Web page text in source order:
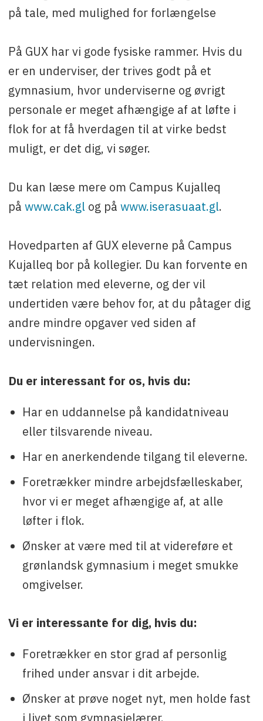
på tale, med mulighed for forlængelse
På GUX har vi gode fysiske rammer. Hvis du
er en underviser, der trives godt på et
gymnasium, hvor underviserne og øvrigt
personale er meget afhængige af at løfte i
flok for at få hverdagen til at virke bedst
muligt, er det dig, vi søger.
Du kan læse mere om Campus Kujalleq
på www.cak.glog på www.iserasuaat.gl.
Hovedparten af GUX eleverne på Campus
Kujalleq bor på kollegier. Du kan forvente en
tæt relation med eleverne, og der vil
undertiden være behov for, at du påtager dig
andre mindre opgaver ved siden af
undervisningen.
Du er interessant for os, hvis du:
Har en uddannelse på kandidatniveau
eller tilsvarende niveau.
Har en anerkendende tilgang til eleverne.
Foretrækker mindre arbejdsfælleskaber,
hvor vi er meget afhængige af, at alle
løfter i flok.
Ønsker at være med til at videreføre et
grønlandsk gymnasium i meget smukke
omgivelser.
Vi er interessante for dig, hvis du:
Foretrækker en stor grad af personlig
frihed under ansvar i dit arbejde.
Ønsker at prøve noget nyt, men holde fast
i livet som gymnasielærer.